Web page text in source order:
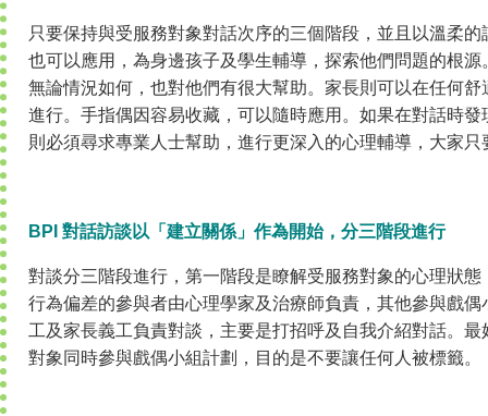
只要保持與受服務對象對話次序的三個階段，並且以溫柔
也可以應用，為身邊孩子及學生輔導，探索他們問題的根
無論情況如何，也對他們有很大幫助。家長則可以在任何
進行。手指偶因容易收藏，可以隨時應用。如果在對話時
則必須尋求專業人士幫助，進行更深入的心理輔導，大家
BPI 對話訪談以「建立關係」作為開始，分三階段進行
對談分三階段進行，第一階段是瞭解受服務對象的心理狀
行為偏差的參與者由心理學家及治療師負責，其他參與戲
工及家長義工負責對談，主要是打招呼及自我介紹對話。
對象同時參與戲偶小組計劃，目的是不要讓任何人被標籤。